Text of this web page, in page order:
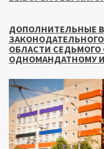
ДОПОЛНИТЕЛЬНЫЕ
ОБЛАСТИ
ОДНОМАНДАТНОМУ